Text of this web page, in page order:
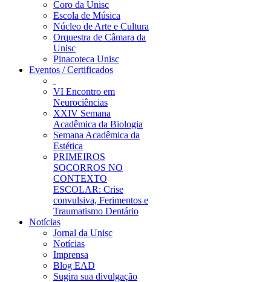
Coro da Unisc
Escola de Música
Núcleo de Arte e Cultura
Orquestra de Câmara da
Unisc
Pinacoteca Unisc
Eventos / Certificados
VI Encontro em
Neurociências
XXIV Semana
Acadêmica da Biologia
Semana Acadêmica da
Estética
PRIMEIROS
SOCORROS NO
CONTEXTO
ESCOLAR: Crise
convulsiva, Ferimentos e
Traumatismo Dentário
Notícias
Jornal da Unisc
Notícias
Imprensa
Blog EAD
Sugira sua divulgação